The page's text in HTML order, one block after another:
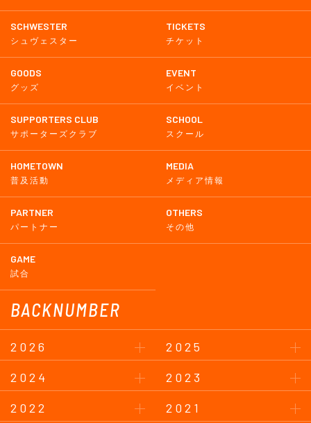
SCHWESTER
シュヴェスター
TICKETS
チケット
GOODS
グッズ
EVENT
イベント
SUPPORTERS CLUB
サポーターズクラブ
SCHOOL
スクール
HOMETOWN
普及活動
MEDIA
メディア情報
PARTNER
パートナー
OTHERS
その他
GAME
試合
BACKNUMBER
2026
2025
2024
2023
2022
2021